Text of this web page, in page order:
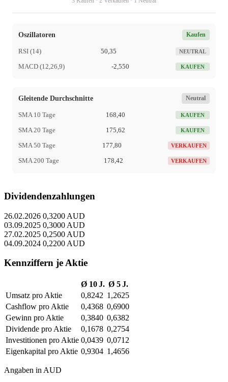
Oszillatoren Kaufen
RSI (14) 50,35 NEUTRAL
MACD (12,26,9) -2,550 KAUFEN
Gleitende Durchschnitte Neutral
SMA 10 Tage 168,40 KAUFEN
SMA 20 Tage 175,62 KAUFEN
SMA 50 Tage 177,80 VERKAUFEN
SMA 200 Tage 178,42 VERKAUFEN
Dividendenzahlungen
26.02.2026 0,3200 AUD
03.09.2025 0,3000 AUD
27.02.2025 0,2500 AUD
04.09.2024 0,2200 AUD
Kennziffern je Aktie
Ø 10 J. Ø 5 J.
Umsatz pro Aktie
0,8242 1,2625
Cashflow pro Aktie
0,4368 0,6900
Gewinn pro Aktie
0,3840 0,6382
Dividende pro Aktie
0,1678 0,2754
Investitionen pro Aktie 0,0439 0,0712
Eigenkapital pro Aktie 0,9304 1,4656
Angaben in AUD